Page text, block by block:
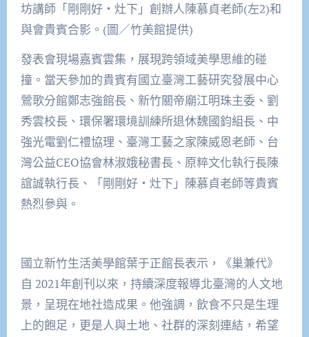
坊講師「剛剛好‧灶下」創辦人陳慕貞老師(左2)和
與會貴賓合影。(圖／竹美館提供)
發表會現場嘉賓雲集，展現跨領域美學思維的碰
撞。當天參加的貴賓有國立臺灣工藝研究發展中心
鶯歌分館鄭志強館長、新竹關帝廟江明珠主委、劉
秀雲校長、環保署環境訓練所退休魏國鈞組長、中
強光電劉仁禮協理、臺灣工藝之家陳威恩老師、台
灣公益CEO協會林淑娥秘書長、原粹文化執行長陳
誼誠執行長、「剛剛好‧灶下」陳慕貞老師等貴賓
熱烈參與。
國立新竹生活美學館葉于正館長表示，《巢兼代》
自 2021年創刊以來，持續深度報導北臺灣的人文地
景，呈現在地社造成果。他強調，飲食不只是生理
上的飽足，更是人與土地、社群的深刻連結，希望